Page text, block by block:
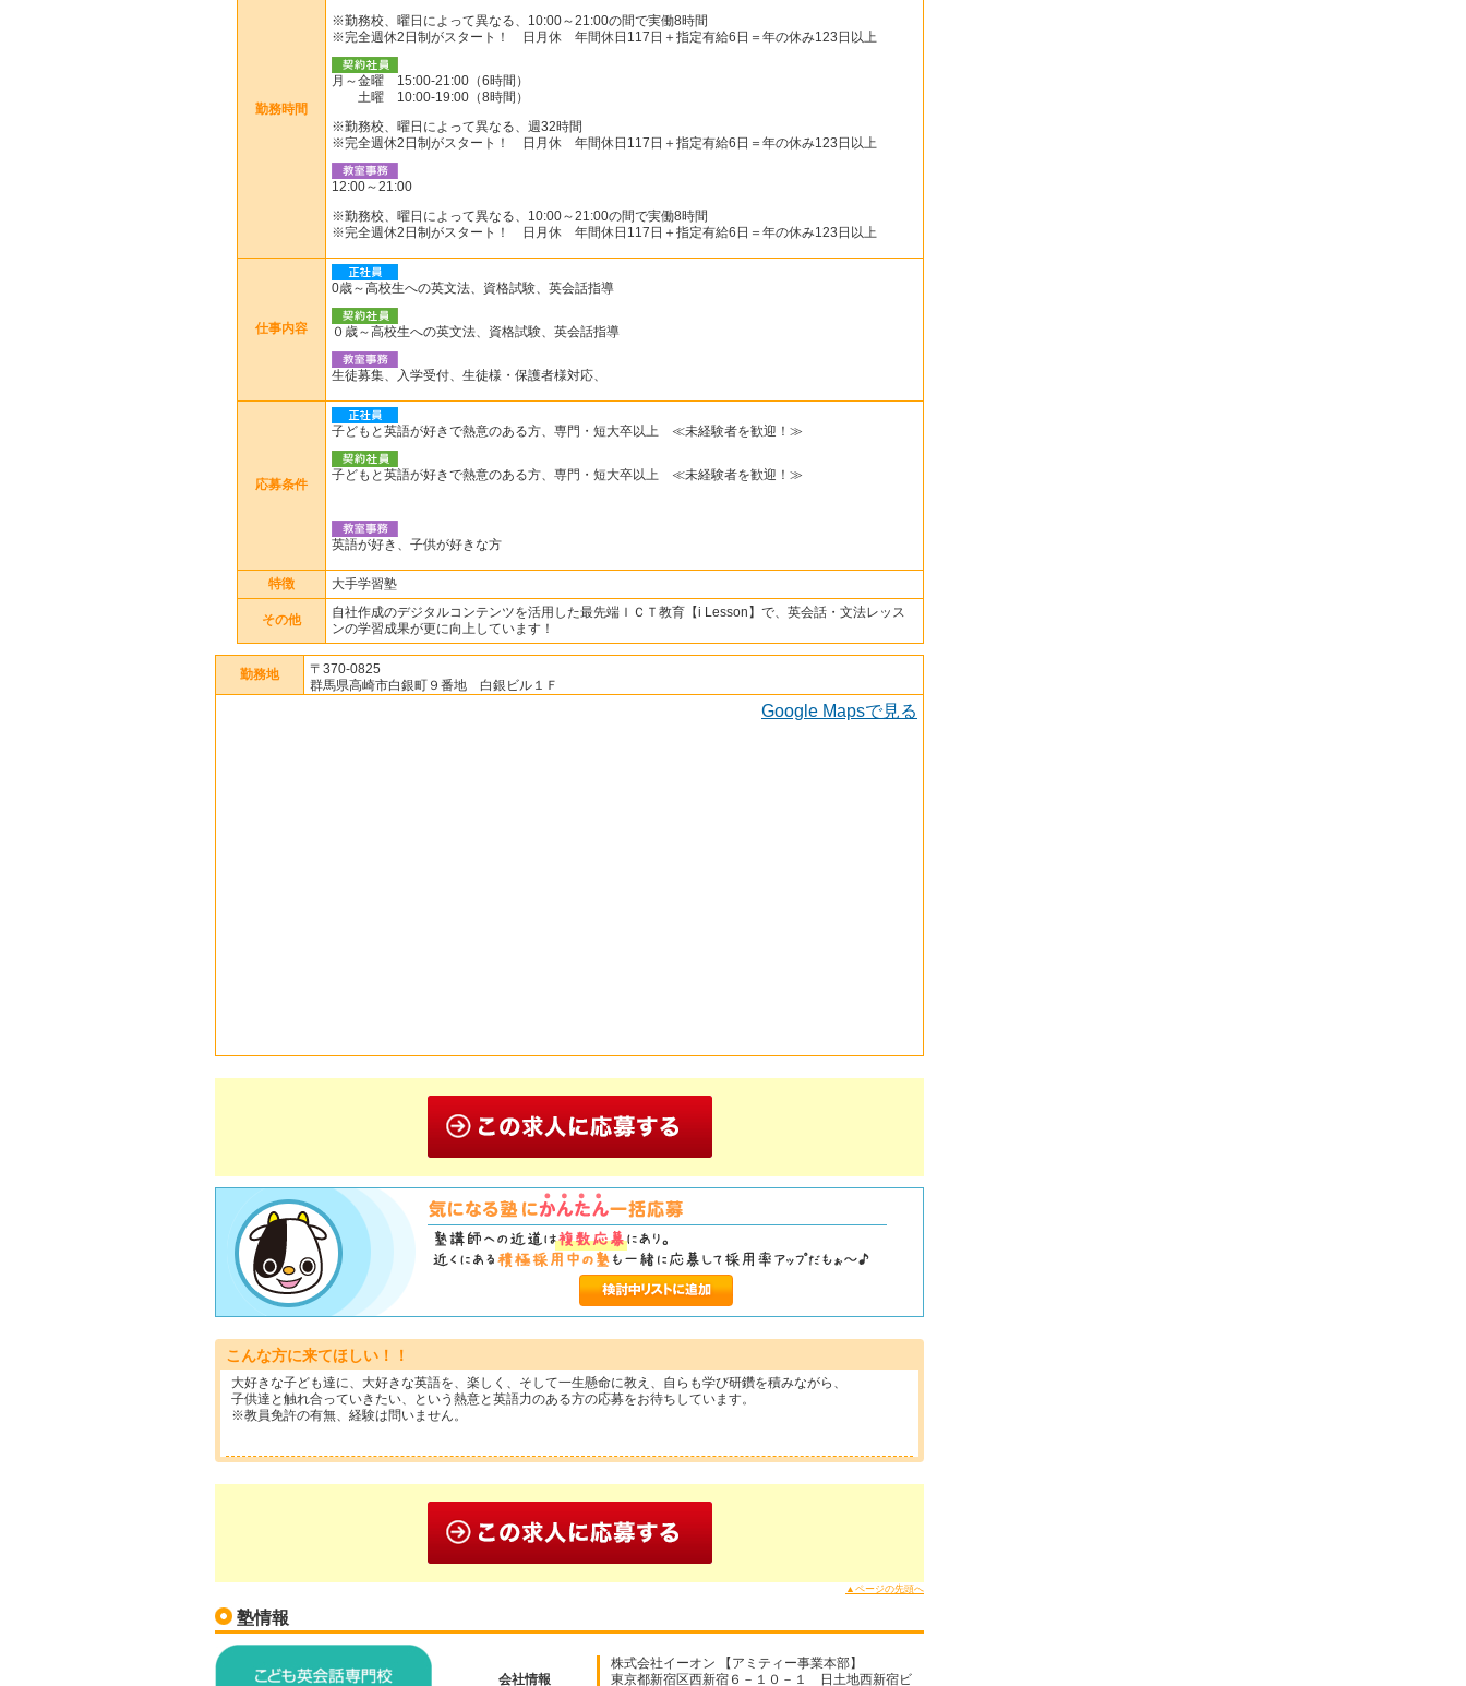
勤務時間
※勤務校、曜日によって異なる、10:00～21:00の間で実働8時間
※完全週休2日制がスタート！ 日月休 年間休日117日＋指定有給6日＝年の休み123日以上
月～金曜 15:00-21:00（6時間）
土曜 10:00-19:00（8時間）
※勤務校、曜日によって異なる、週32時間
※完全週休2日制がスタート！ 日月休 年間休日117日＋指定有給6日＝年の休み123日以上
12:00～21:00
※勤務校、曜日によって異なる、10:00～21:00の間で実働8時間
※完全週休2日制がスタート！ 日月休 年間休日117日＋指定有給6日＝年の休み123日以上
仕事内容
0歳～高校生への英文法、資格試験、英会話指導
０歳～高校生への英文法、資格試験、英会話指導
生徒募集、入学受付、生徒様・保護者様対応、
応募条件
子どもと英語が好きで熱意のある方、専門・短大卒以上 ≪未経験者を歓迎！≫
子どもと英語が好きで熱意のある方、専門・短大卒以上 ≪未経験者を歓迎！≫
英語が好き、子供が好きな方
特徴 大手学習塾
その他
自社作成のデジタルコンテンツを活用した最先端ＩＣＴ教育【i Lesson】で、英会話・文法レッス
ンの学習成果が更に向上しています！
勤務地
〒370-0825
群馬県高崎市白銀町９番地 白銀ビル１Ｆ
Google Mapsで見る
こんな方に来てほしい！！
大好きな子ども達に、大好きな英語を、楽しく、そして一生懸命に教え、自らも学び研鑽を積みながら、
子供達と触れ合っていきたい、という熱意と英語力のある方の応募をお待ちしています。
※教員免許の有無、経験は問いません。
▲ページの先頭へ
塾情報
会社情報
株式会社イーオン 【アミティー事業本部】
東京都新宿区西新宿６－１０－１ 日土地西新宿ビ